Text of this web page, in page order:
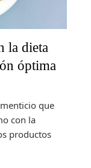
la dieta
óptima
que
con la
productos